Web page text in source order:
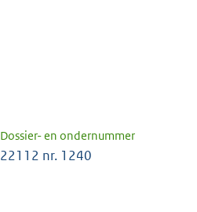
Dossier- en ondernummer
22112 nr. 1240